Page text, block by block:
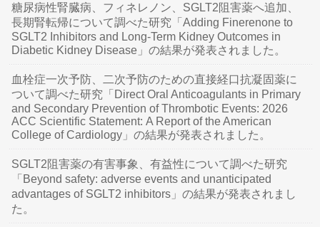
糖尿病性腎臓病、フィネレノン、SGLT2阻害薬へ追加、
長期腎転帰について調べた研究「Adding Finerenone to
SGLT2 Inhibitors and Long-Term Kidney Outcomes in
Diabetic Kidney Disease」の結果が発表されました。
血栓症一次予防、二次予防のための直接経口抗凝固薬に
ついて調べた研究「Direct Oral Anticoagulants in Primary
and Secondary Prevention of Thrombotic Events: 2026
ACC Scientific Statement: A Report of the American
College of Cardiology」の結果が発表されました。
SGLT2阻害薬の有害事象、有益性について調べた研究
「Beyond safety: adverse events and unanticipated
advantages of SGLT2 inhibitors」の結果が発表されまし
た。